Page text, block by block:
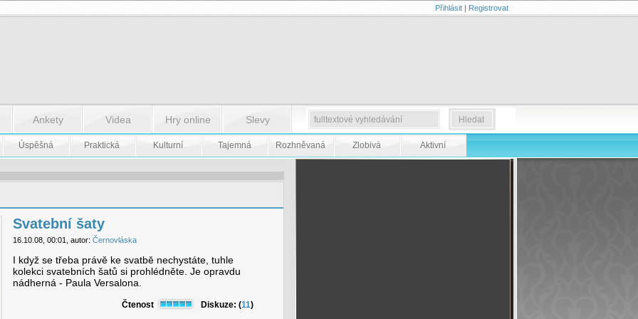
Přihlásit| Registrovat
Ankety Videa Hry online Slevy
Úspěšná Praktická Kulturní Tajemná Rozhněvaná Zlobivá Aktivní
Svatební šaty
16.10.08, 00:01, autor: Černovláska
I když se třeba právě ke svatbě nechystáte, tuhle
kolekci svatebních šatů si prohlédněte. Je opravdu
nádherná - Paula Versalona.
Čtenost Diskuze: (11)